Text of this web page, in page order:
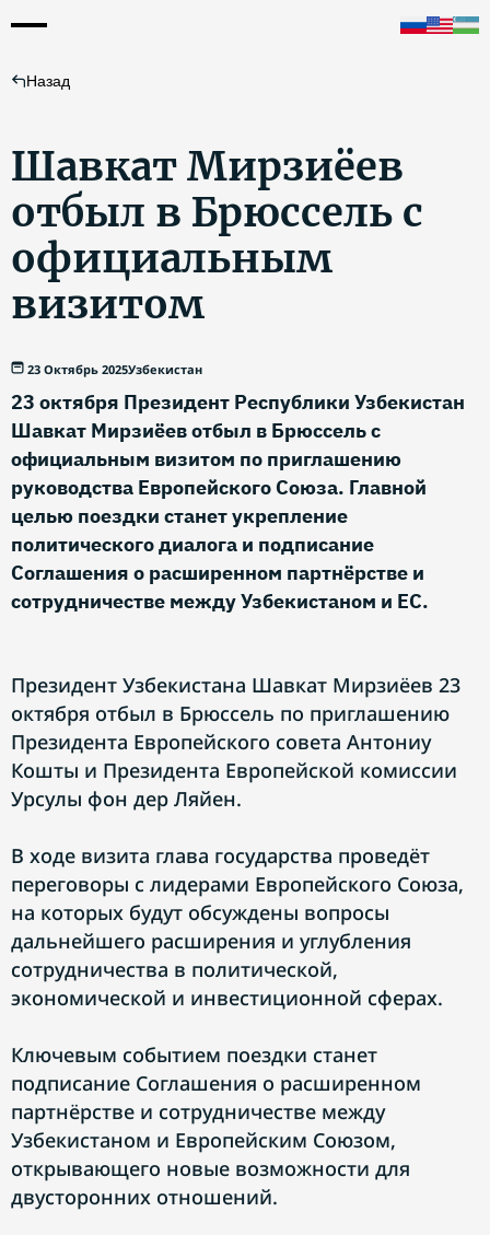
Назад
Шавкат Мирзиёев
отбыл в Брюссель с
официальным
визитом
23 Октябрь 2025Узбекистан
23 октября Президент Республики Узбекистан
Шавкат Мирзиёев отбыл в Брюссель с
официальным визитом по приглашению
руководства Европейского Союза. Главной
целью поездки станет укрепление
политического диалога и подписание
Соглашения о расширенном партнёрстве и
сотрудничестве между Узбекистаном и ЕС.
Президент Узбекистана Шавкат Мирзиёев 23
октября отбыл в Брюссель по приглашению
Президента Европейского совета Антониу
Кошты и Президента Европейской комиссии
Урсулы фон дер Ляйен.
В ходе визита глава государства проведёт
переговоры с лидерами Европейского Союза,
на которых будут обсуждены вопросы
дальнейшего расширения и углубления
сотрудничества в политической,
экономической и инвестиционной сферах.
Ключевым событием поездки станет
подписание Соглашения о расширенном
партнёрстве и сотрудничестве между
Узбекистаном и Европейским Союзом,
открывающего новые возможности для
двусторонних отношений.